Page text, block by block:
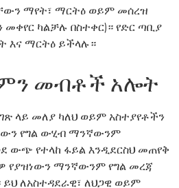
ማየት፣ ማርትዕ ወይም መሰረዝ
ካልቻሉ በስተቀር)። የድር ጣቢያ
እና ማርትዕ ይችላሉ።
መብቶች አሎት
ገጽ ላይ መለያ ካለህ ወይም አስተያየቶችን
የግል ውሂብ ማንኛውንም
ውጭ የተላከ ፋይል እንዲደርስህ መጠየቅ
የያዝነውን ማንኛውንም የግል መረጃ
ለአስተዳደራዊ፣ ለህጋዊ ወይም